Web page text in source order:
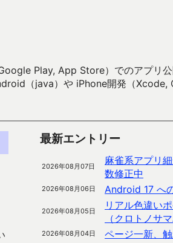
Play, App Store）でのアプリ
（java）や iPhone開発（
最新エントリー
2026年08月07日
麻雀系アプリ
数修正中
2026年08月06日 Android 17 へ
2026年08月05日
リアル色違い
（クロトノサ
2026年08月04日 ページ一新、